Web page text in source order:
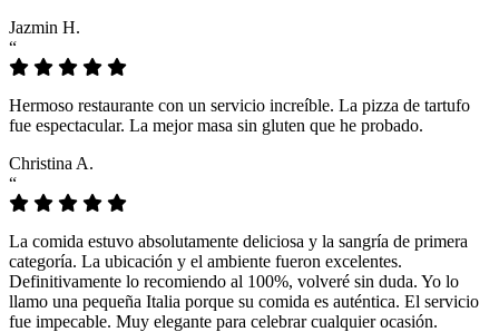
Jazmin H.
“
Hermoso restaurante con un servicio increíble. La pizza de tartufo
fue espectacular. La mejor masa sin gluten que he probado.
Christina A.
“
La comida estuvo absolutamente deliciosa y la sangría de primera
categoría. La ubicación y el ambiente fueron excelentes.
Definitivamente lo recomiendo al 100%, volveré sin duda. Yo lo
llamo una pequeña Italia porque su comida es auténtica. El servicio
fue impecable. Muy elegante para celebrar cualquier ocasión.